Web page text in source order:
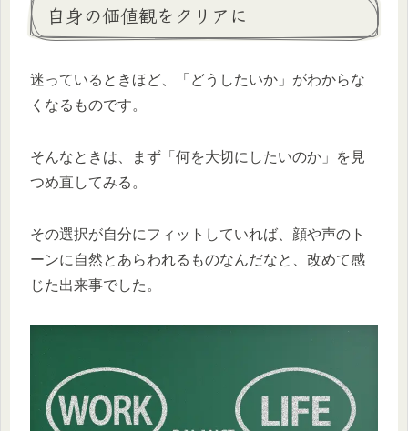
自身の価値観をクリアに
迷っているときほど、「どうしたいか」がわからな
くなるものです。
そんなときは、まず「何を大切にしたいのか」を見
つめ直してみる。
その選択が自分にフィットしていれば、顔や声のト
ーンに自然とあらわれるものなんだなと、改めて感
じた出来事でした。